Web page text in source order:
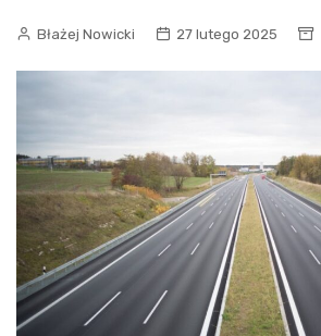
Błażej Nowicki 27 lutego 2025